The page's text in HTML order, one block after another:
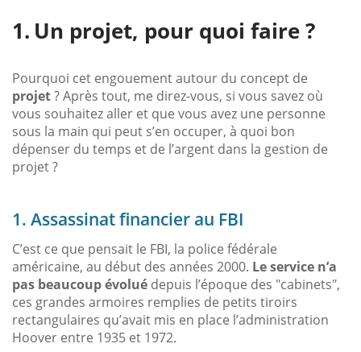
Un projet, pour quoi faire ?
Pourquoi cet engouement autour du concept de
projet? Après tout, me direz-vous, si vous savez où
vous souhaitez aller et que vous avez une personne
sous la main qui peut s’en occuper, à quoi bon
dépenser du temps et de l’argent dans la gestion de
projet ?
1. Assassinat financier au FBI
C’est ce que pensait le FBI, la police fédérale
américaine, au début des années 2000. Le service n’a
pas beaucoup évolué depuis l’époque des "cabinets",
ces grandes armoires remplies de petits tiroirs
rectangulaires qu’avait mis en place l’administration
Hoover entre 1935 et 1972.